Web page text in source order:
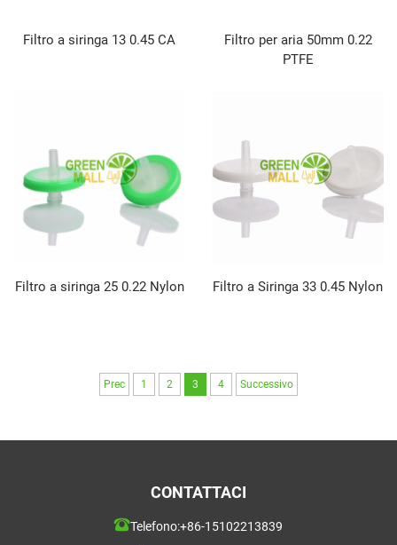
Filtro a siringa 13 0.45 CA
Filtro per aria 50mm 0.22
PTFE
Filtro a siringa 25 0.22 Nylon Filtro a Siringa 33 0.45 Nylon
Prec 1 2 3 4 Successivo
CONTATTACI
Telefono:+86-15102213839